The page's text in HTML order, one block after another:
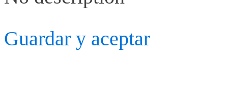
Guardar y aceptar